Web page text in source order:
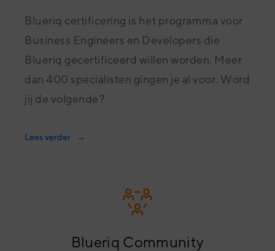
Blueriq certificering is het programma voor
Business Engineers en Developers die
Blueriq gecertificeerd willen worden. Meer
dan 400 specialisten gingen je al voor. Word
jij de volgende?
Lees verder
Blueriq Community